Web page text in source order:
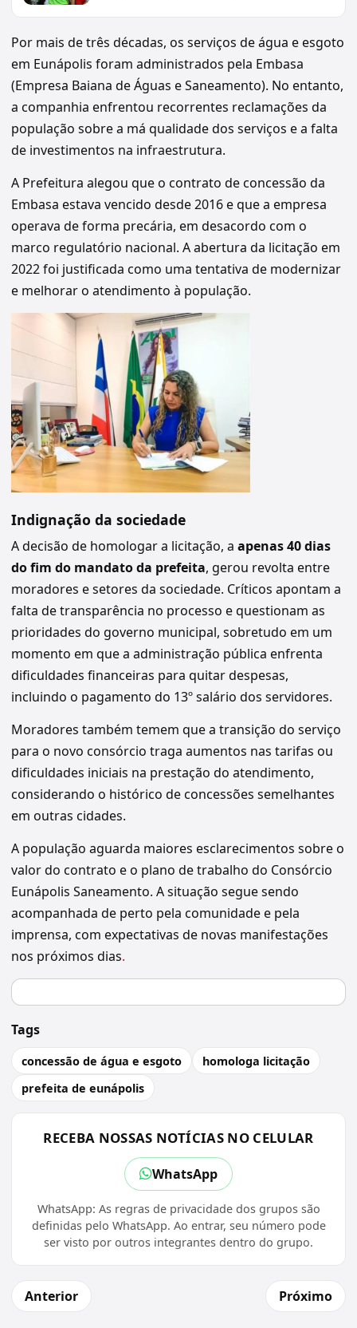
Por mais de três décadas, os serviços de água e esgoto
em Eunápolis foram administrados pela Embasa
(Empresa Baiana de Águas e Saneamento). No entanto,
a companhia enfrentou recorrentes reclamações da
população sobre a má qualidade dos serviços e a falta
de investimentos na infraestrutura.
A Prefeitura alegou que o contrato de concessão da
Embasa estava vencido desde 2016 e que a empresa
operava de forma precária, em desacordo com o
marco regulatório nacional. A abertura da licitação em
2022 foi justificada como uma tentativa de modernizar
e melhorar o atendimento à população.
Indignação da sociedade
A decisão de homologar a licitação, a apenas 40 dias
do fim do mandato da prefeita, gerou revolta entre
moradores e setores da sociedade. Críticos apontam a
falta de transparência no processo e questionam as
prioridades do governo municipal, sobretudo em um
momento em que a administração pública enfrenta
dificuldades financeiras para quitar despesas,
incluindo o pagamento do 13º salário dos servidores.
Moradores também temem que a transição do serviço
para o novo consórcio traga aumentos nas tarifas ou
dificuldades iniciais na prestação do atendimento,
considerando o histórico de concessões semelhantes
em outras cidades.
A população aguarda maiores esclarecimentos sobre o
valor do contrato e o plano de trabalho do Consórcio
Eunápolis Saneamento. A situação segue sendo
acompanhada de perto pela comunidade e pela
imprensa, com expectativas de novas manifestações
nos próximos dias.
Tags
concessão de água e esgoto
homologa licitação
prefeita de eunápolis
RECEBA NOSSAS NOTÍCIAS NO CELULAR
WhatsApp
WhatsApp: As regras de privacidade dos grupos são
definidas pelo WhatsApp. Ao entrar, seu número pode
ser visto por outros integrantes dentro do grupo.
Anterior Próximo